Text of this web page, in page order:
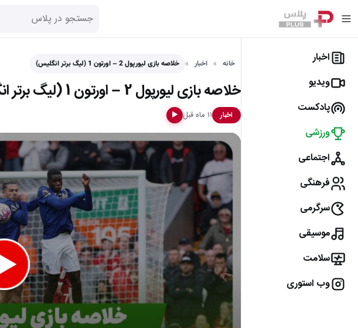
اخبار
ویدیو
پادکست
ورزشی
اجتماعی
فرهنگی
سرگرمی
موسیقی
سلامت
وب استوری
خانه اخبار خلاصه بازی لیورپول 2 – اورتون 1 (لیگ برتر انگلیس)
خلاصه بازی لیورپول 2 – اورتون 1 (لیگ برتر انگلیس)
اخبار ۱۱ ماه قبل ▶